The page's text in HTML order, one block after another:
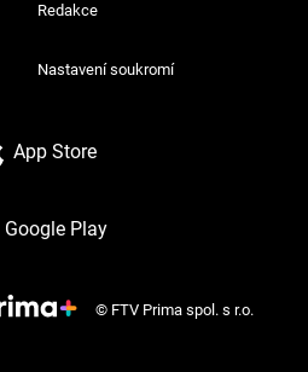
Redakce
Nastavení soukromí
App Store
Google Play
© FTV Prima spol. s r.o.